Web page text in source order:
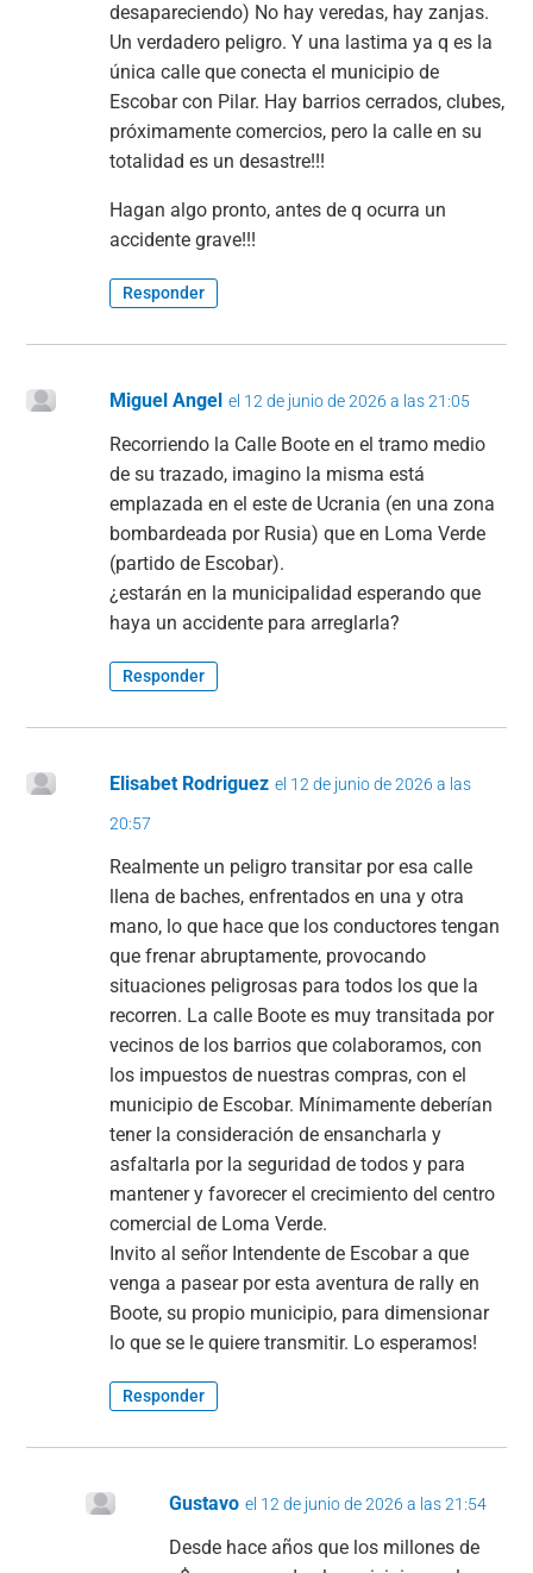
desapareciendo) No hay veredas, hay zanjas.
Un verdadero peligro. Y una lastima ya q es la
única calle que conecta el municipio de
Escobar con Pilar. Hay barrios cerrados, clubes,
próximamente comercios, pero la calle en su
totalidad es un desastre!!!
Hagan algo pronto, antes de q ocurra un
accidente grave!!!
Responder
Miguel Angel el 12 de junio de 2026 a las 21:05
Recorriendo la Calle Boote en el tramo medio
de su trazado, imagino la misma está
emplazada en el este de Ucrania (en una zona
bombardeada por Rusia) que en Loma Verde
(partido de Escobar).
¿estarán en la municipalidad esperando que
haya un accidente para arreglarla?
Responder
Elisabet Rodriguez el 12 de junio de 2026 a las
20:57
Realmente un peligro transitar por esa calle
llena de baches, enfrentados en una y otra
mano, lo que hace que los conductores tengan
que frenar abruptamente, provocando
situaciones peligrosas para todos los que la
recorren. La calle Boote es muy transitada por
vecinos de los barrios que colaboramos, con
los impuestos de nuestras compras, con el
municipio de Escobar. Mínimamente deberían
tener la consideración de ensancharla y
asfaltarla por la seguridad de todos y para
mantener y favorecer el crecimiento del centro
comercial de Loma Verde.
Invito al señor Intendente de Escobar a que
venga a pasear por esta aventura de rally en
Boote, su propio municipio, para dimensionar
lo que se le quiere transmitir. Lo esperamos!
Responder
Gustavo el 12 de junio de 2026 a las 21:54
Desde hace años que los millones de